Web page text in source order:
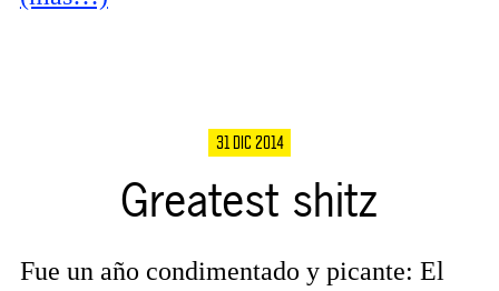
31 DIC 2014
Greatest shitz
Fue un año condimentado y picante: El